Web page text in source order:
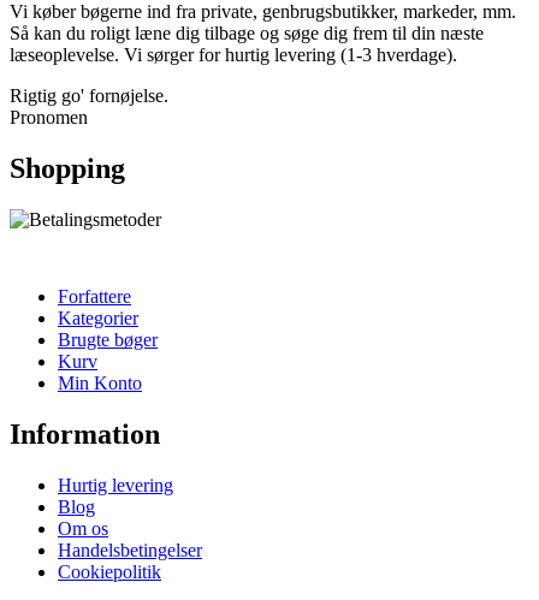
Vi køber bøgerne ind fra private, genbrugsbutikker, markeder, mm.
Så kan du roligt læne dig tilbage og søge dig frem til din næste
læseoplevelse. Vi sørger for hurtig levering (1-3 hverdage).
Rigtig go' fornøjelse.
Pronomen
Shopping
Forfattere
Kategorier
Brugte bøger
Kurv
Min Konto
Information
Hurtig levering
Blog
Om os
Handelsbetingelser
Cookiepolitik